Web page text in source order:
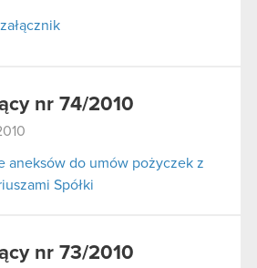
nr 74/2010
aneksów do umów pożyczek z
Spółki
nr 73/2010